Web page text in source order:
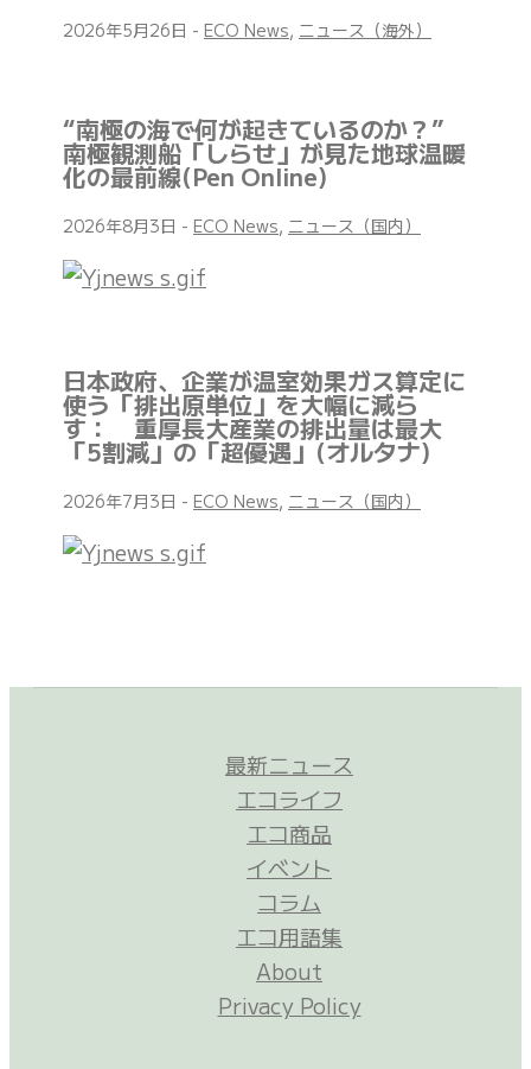
2026年5月26日 - ECO News, ニュース（海外）
“南極の海で何が起きているのか？”
南極観測船「しらせ」が見た地球温暖
化の最前線(Pen Online)
2026年8月3日 - ECO News, ニュース（国内）
日本政府、企業が温室効果ガス算定に
使う「排出原単位」を大幅に減ら
す： 重厚長大産業の排出量は最大
「5割減」の「超優遇」(オルタナ)
2026年7月3日 - ECO News, ニュース（国内）
最新ニュース
エコライフ
エコ商品
イベント
コラム
エコ用語集
About
Privacy Policy